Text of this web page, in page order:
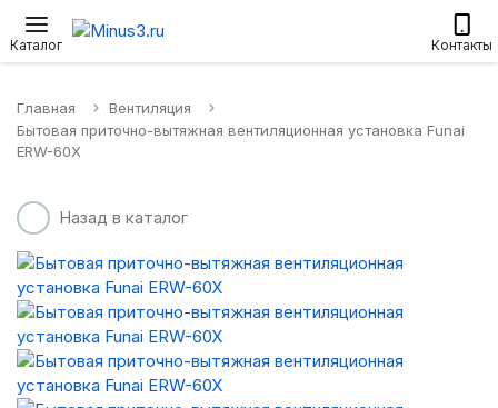
Каталог Контакты
Настенные сплит-системы
Главная
Вентиляция
Бытовая приточно-вытяжная вентиляционная установка Funai
ERW-60X
Назад в каталог